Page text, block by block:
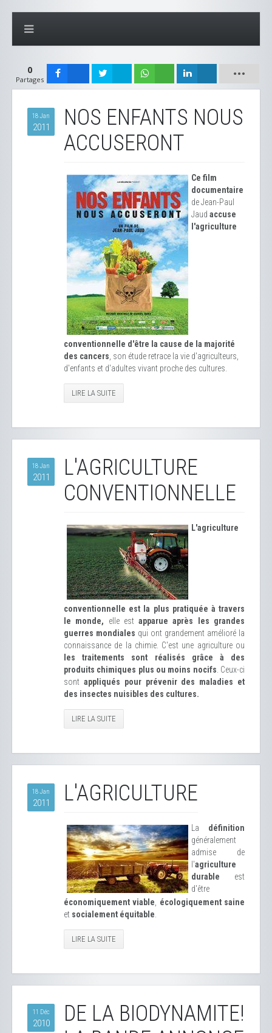
0
Partages
18 Jan
2011
NOS ENFANTS NOUS
ACCUSERONT
Ce film
documentaire
de Jean-Paul
Jaud accuse
l'agriculture
conventionnelle d'être la cause de la majorité
des cancers , son étude retrace la vie d'agriculteurs,
d'enfants et d'adultes vivant proche des cultures.
LIRE LA SUITE
18 Jan
2011
L'AGRICULTURE
CONVENTIONNELLE
L'agriculture
conventionnelle est la plus pratiquée à travers
le monde, elle estapparue après les grandes
guerres mondiales qui ont grandement amélioré la
connaissance de la chimie. C'est une agriculture ou
les traitements sont réalisés grâce à des
produits chimiques plus ou moins nocifs . Ceux-ci
sont appliqués pour prévenir des maladies et
des insectes nuisibles des cultures.
LIRE LA SUITE
18 Jan
2011 L'AGRICULTURE
La définition
généralement
admise de
l'agriculture
durable est
d'être
économiquement viable
écologiquement saine
et socialement équitable
LIRE LA SUITE
11 Déc
2010
DE LA BIODYNAMITE!